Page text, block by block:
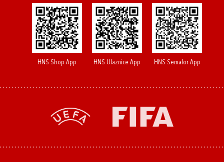
HNS Shop App HNS Ulaznice App HNS Semafor App